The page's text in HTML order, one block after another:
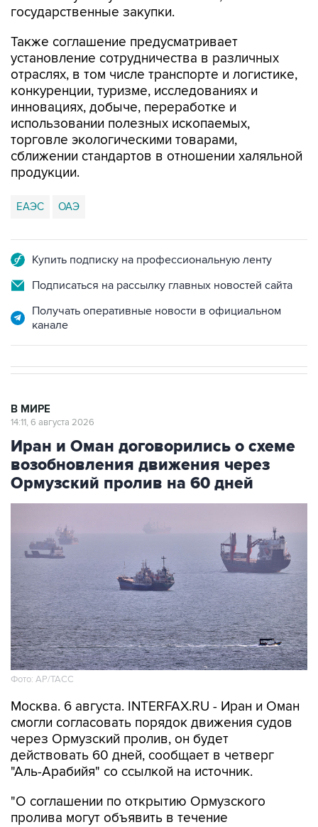
государственные закупки.
Также соглашение предусматривает
установление сотрудничества в различных
отраслях, в том числе транспорте и логистике,
конкуренции, туризме, исследованиях и
инновациях, добыче, переработке и
использовании полезных ископаемых,
торговле экологическими товарами,
сближении стандартов в отношении халяльной
продукции.
ЕАЭС ОАЭ
Купить подписку на профессиональную ленту
Подписаться на рассылку главных новостей сайта
Получать оперативные новости в официальном
канале
В МИРЕ
14:11, 6 августа 2026
Иран и Оман договорились о схеме
возобновления движения через
Ормузский пролив на 60 дней
Фото: AP/ТАСС
Москва. 6 августа. INTERFAX.RU - Иран и Оман
смогли согласовать порядок движения судов
через Ормузский пролив, он будет
действовать 60 дней, сообщает в четверг
"Аль-Арабийя" со ссылкой на источник.
"О соглашении по открытию Ормузского
пролива могут объявить в течение